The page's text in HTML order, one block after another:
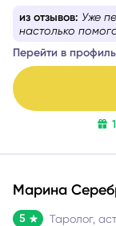
проблеме
консультациях
Моя цель —
ответ, но и ушли
из отзывов: Уже
настолько
Перейти в профиль
Марина
5 Таролог,